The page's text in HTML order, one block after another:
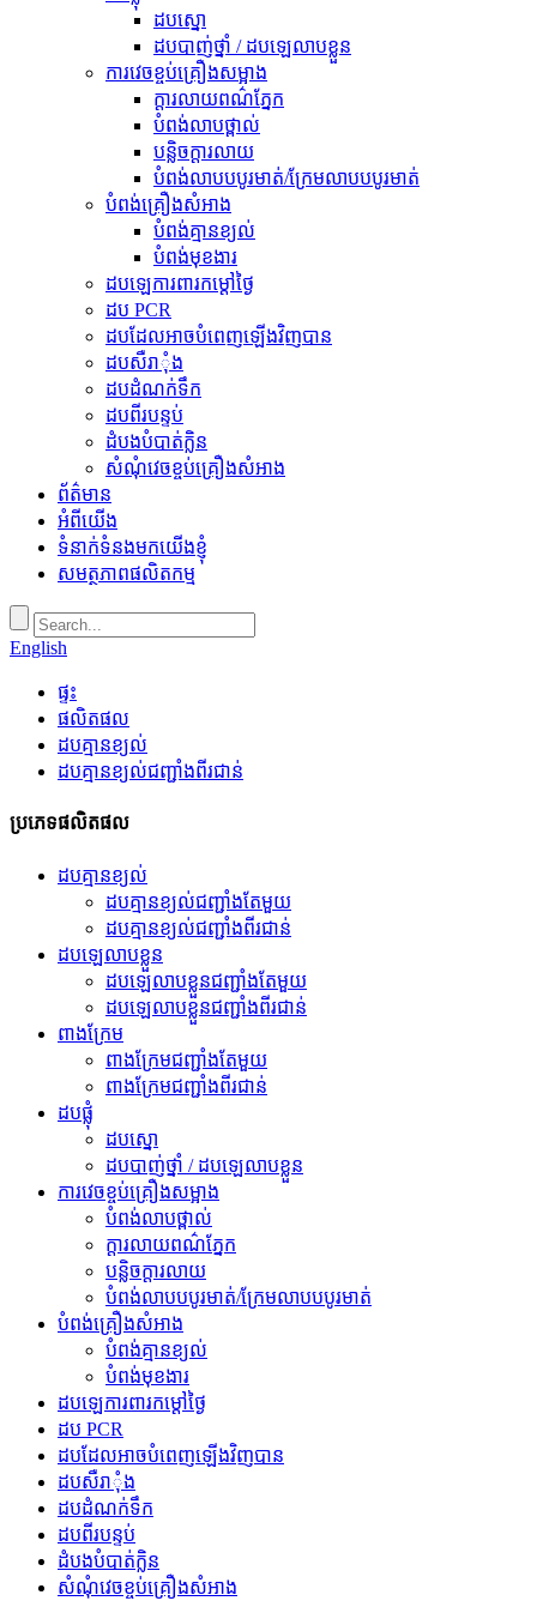
ដបស្នោ
ដបបាញ់ថ្នាំ / ដបឡេលាបខ្លួន
ការវេចខ្ចប់គ្រឿងសម្អាង
ក្ដារលាយពណ៌ភ្នែក
បំពង់​លាប​ថ្ពាល់
បន្លិច​ក្ដារលាយ
បំពង់លាបបបូរមាត់/ក្រែមលាបបបូរមាត់
បំពង់គ្រឿងសំអាង
បំពង់គ្មានខ្យល់
បំពង់មុខងារ
ដបឡេការពារកម្តៅថ្ងៃ
ដប PCR
ដបដែលអាចបំពេញឡើងវិញបាន
ដបសឺរាុំង
ដបដំណក់ទឹក
ដបពីរបន្ទប់
ដំបងបំបាត់ក្លិន
សំណុំវេចខ្ចប់គ្រឿងសំអាង
ព័ត៌មាន
អំពីយើង
ទំនាក់ទំនងមកយើងខ្ញុំ
សមត្ថភាពផលិតកម្ម
English
ផ្ទះ
ផលិតផល
ដបគ្មានខ្យល់
ដបគ្មានខ្យល់ជញ្ជាំងពីរជាន់
ប្រភេទផលិតផល
ដបគ្មានខ្យល់
ដបគ្មានខ្យល់ជញ្ជាំងតែមួយ
ដបគ្មានខ្យល់ជញ្ជាំងពីរជាន់
ដបឡេលាបខ្លួន
ដបឡេលាបខ្លួនជញ្ជាំងតែមួយ
ដបឡេលាបខ្លួនជញ្ជាំងពីរជាន់
ពាងក្រែម
ពាងក្រែមជញ្ជាំងតែមួយ
ពាងក្រែមជញ្ជាំងពីរជាន់
ដបផ្លុំ
ដបស្នោ
ដបបាញ់ថ្នាំ / ដបឡេលាបខ្លួន
ការវេចខ្ចប់គ្រឿងសម្អាង
បំពង់​លាប​ថ្ពាល់
ក្ដារលាយពណ៌ភ្នែក
បន្លិច​ក្ដារលាយ
បំពង់លាបបបូរមាត់/ក្រែមលាបបបូរមាត់
បំពង់គ្រឿងសំអាង
បំពង់គ្មានខ្យល់
បំពង់មុខងារ
ដបឡេការពារកម្តៅថ្ងៃ
ដប PCR
ដបដែលអាចបំពេញឡើងវិញបាន
ដបសឺរាុំង
ដបដំណក់ទឹក
ដបពីរបន្ទប់
ដំបងបំបាត់ក្លិន
សំណុំវេចខ្ចប់គ្រឿងសំអាង